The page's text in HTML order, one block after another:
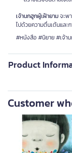
เจ้านกฮูกผู้เฝ้ายามจะพ
ไปด้วยความตื่นเต้นแล
#หนังสือ #นิยาย #เจ้า
Product
Customer